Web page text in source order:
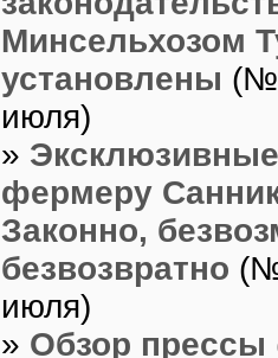
Минсельхозом
установлены
июля)
»
фермеру
Законно,
безвозвратно
июля)
» Обзор прессы